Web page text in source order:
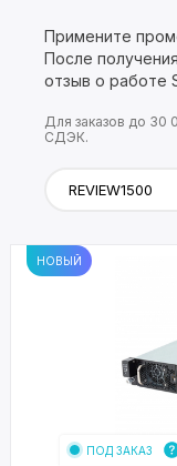
Примените
После
отзыв о работе
Для заказов до 30
СДЭК.
НОВЫЙ
ПОД ЗАКАЗ